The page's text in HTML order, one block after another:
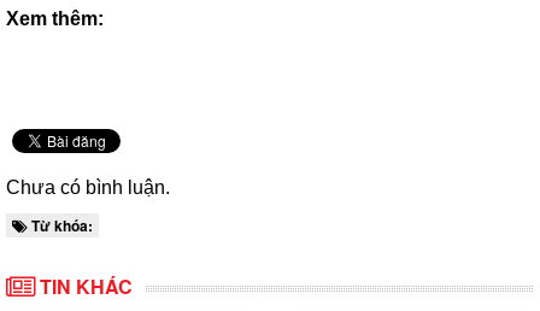
Xem thêm:
Chưa có bình luận.
Từ khóa:
TIN KHÁC